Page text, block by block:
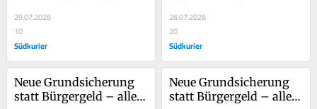
vielen Regionen stark ausbreiten
und...
29.07.2026
10
Südkurier
er jedes Kommando zu ignorieren.
Ein...
26.07.2026
20
Südkurier
Neue Grundsicherung
statt Bürgergeld – alle
Neue Grundsicherung
statt Bürgergeld – alle